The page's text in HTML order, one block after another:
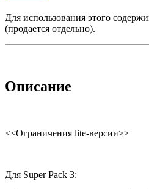
Для использования этого
(продается отдельно).
Описание
<<Ограничения lite-версии>>
Для Super Pack 3: